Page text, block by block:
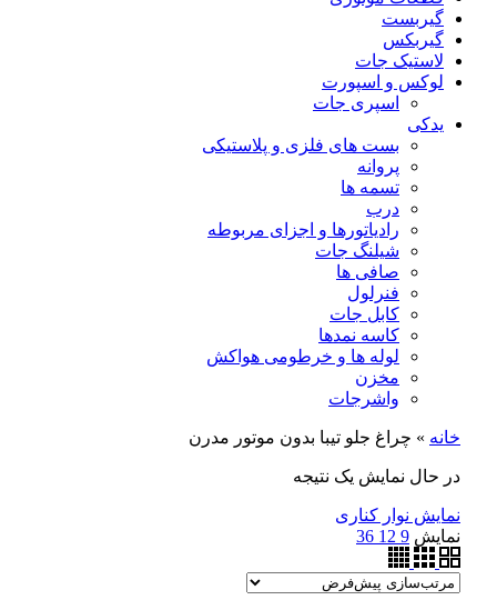
گیربست
گیربکس
لاستیک جات
لوکس و اسپورت
اسپری جات
یدکی
بست های فلزی و پلاستیکی
پروانه
تسمه ها
درب
رادیاتورها و اجزای مربوطه
شیلنگ جات
صافی ها
فنرلول
کابل جات
کاسه نمدها
لوله ها و خرطومی هواکش
مخزن
واشرجات
خانه » چراغ جلو تیبا بدون موتور مدرن
در حال نمایش یک نتیجه
نمایش نوار کناری
نمایش 9
12
36